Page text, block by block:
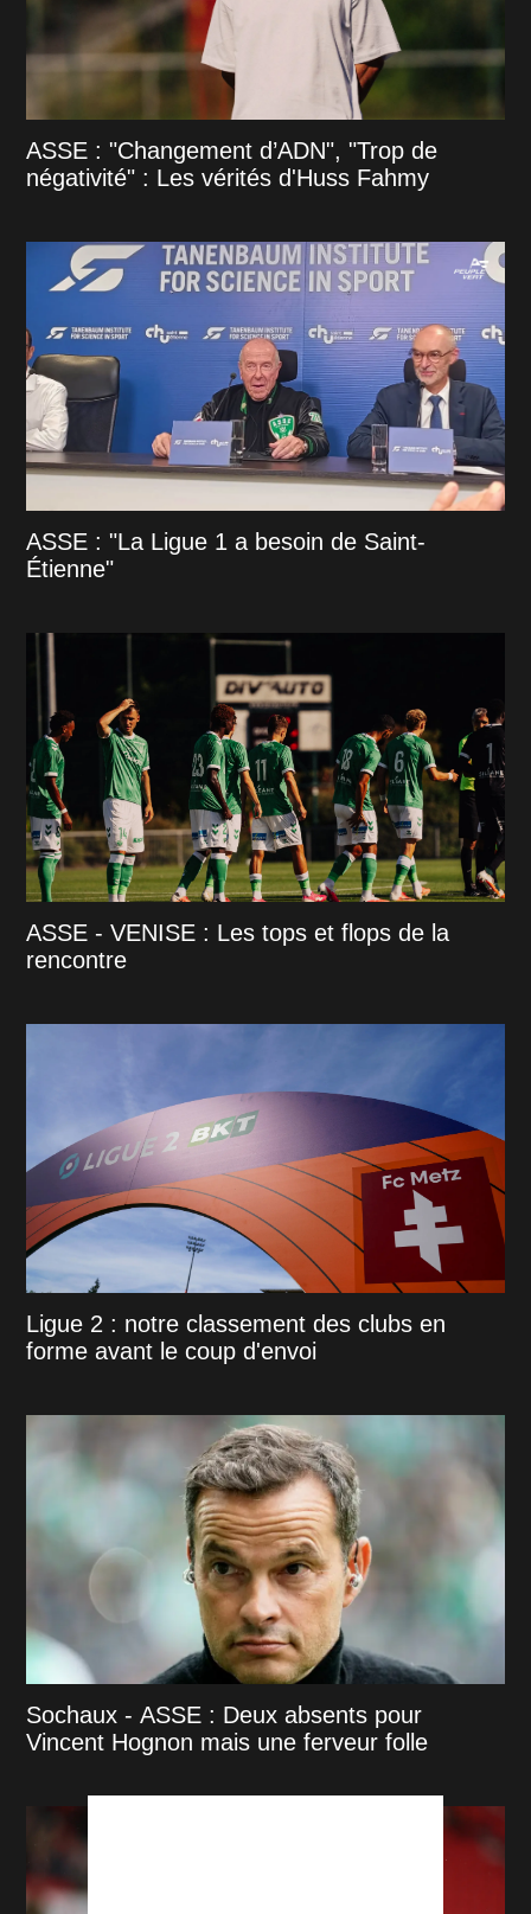
ASSE : "Changement d’ADN", "Trop de
négativité" : Les vérités d'Huss Fahmy
ASSE : "La Ligue 1 a besoin de Saint-
Étienne"
ASSE - VENISE : Les tops et flops de la
rencontre
Ligue 2 : notre classement des clubs en
forme avant le coup d'envoi
Sochaux - ASSE : Deux absents pour
Vincent Hognon mais une ferveur folle